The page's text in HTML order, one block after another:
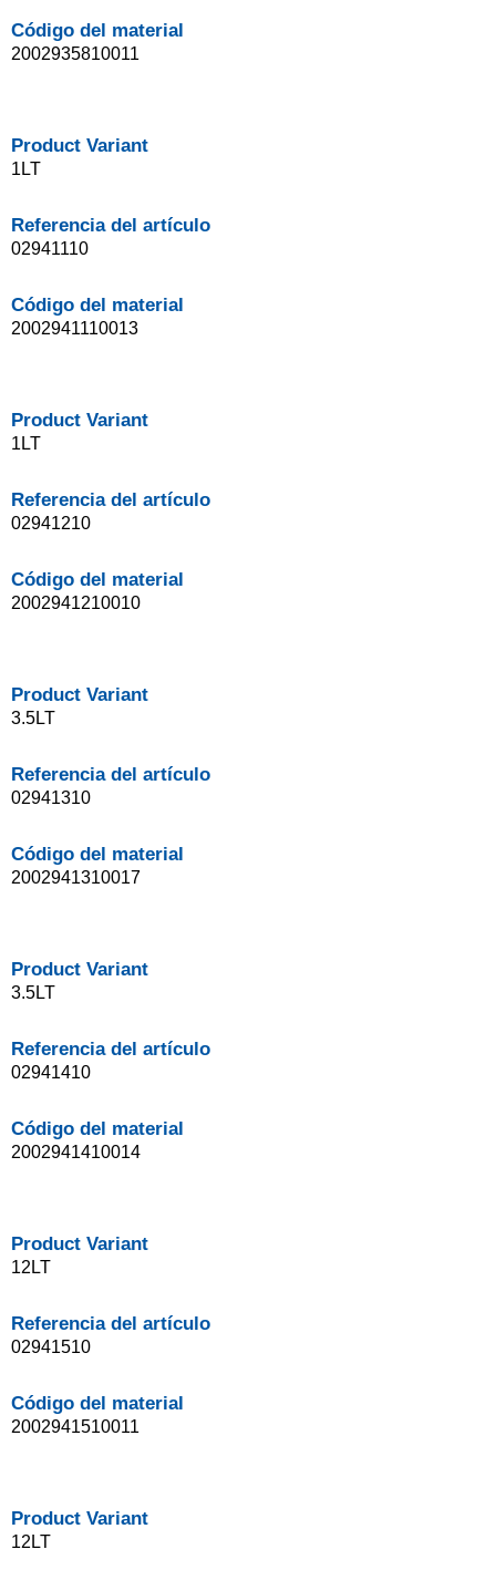
Código del material
2002935810011
Product Variant
1LT
Referencia del artículo
02941110
Código del material
2002941110013
Product Variant
1LT
Referencia del artículo
02941210
Código del material
2002941210010
Product Variant
3.5LT
Referencia del artículo
02941310
Código del material
2002941310017
Product Variant
3.5LT
Referencia del artículo
02941410
Código del material
2002941410014
Product Variant
12LT
Referencia del artículo
02941510
Código del material
2002941510011
Product Variant
12LT